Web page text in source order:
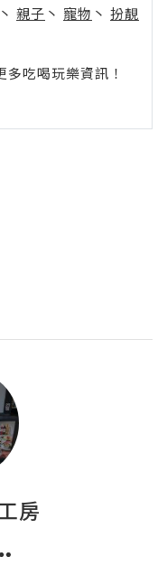
丶 親子 丶 寵物 丶 扮靚
吃喝玩樂資訊！
房